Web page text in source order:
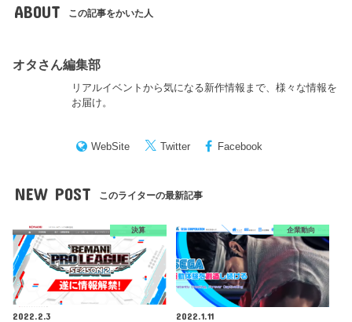
ABOUT この記事をかいた人
オタさん編集部
リアルイベントから気になる新作情報まで、様々な情報を
お届け。
WebSite Twitter Facebook
NEW POST このライターの最新記事
決算
2022.2.3
企業動向
2022.1.11